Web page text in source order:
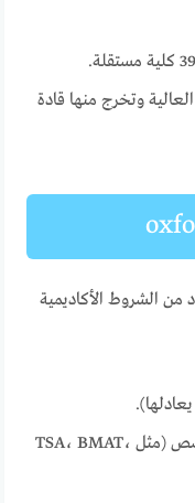
وتخرج منها قادة
الشروط الأكاديمية
اجتياز اختبارات القبول الخاصة بالتخصص (مثل TSA، BMAT،